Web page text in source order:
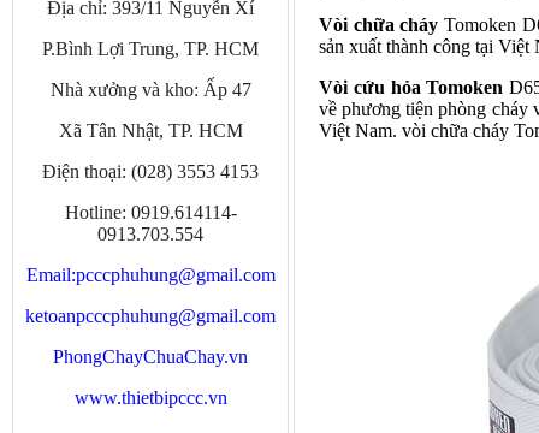
Địa chỉ: 393/11 Nguyễn Xí
P.Bình Lợi Trung, TP. HCM
Nhà xưởng và kho: Ấp 47
Xã Tân Nhật, TP. HCM
Điện thoại: (028) 3553 4153
Hotline: 0919.614114-
0913.703.554
Email:pcccphuhung@gmail.com
ketoanpcccphuhung@gmail.com
PhongChayChuaChay.vn
www.thietbipccc.vn
Vòi chữa cháy Tomoken
sản xuất thành công tại
Vòi cứu hỏa Tomoken
về phương tiện phòng cháy
Việt Nam. vòi chữa cháy